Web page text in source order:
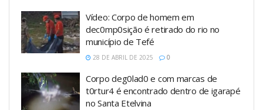
Vídeo: Corpo de homem em
dec0mp0sição é retirado do rio no
município de Tefé
28 DE ABRIL DE 2025 0
Corpo deg0lad0 e com marcas de
t0rtur4 é encontrado dentro de igarapé
no Santa Etelvina